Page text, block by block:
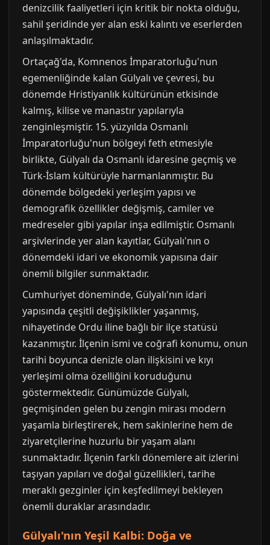
denizcilik faaliyetleri için kritik bir nokta olduğu,
sahil şeridinde yer alan eski kalıntı ve eserlerden
anlaşılmaktadır.
Ortaçağ'da, Komnenos İmparatorluğu'nun
egemenliğinde kalan Gülyalı ve çevresi, bu
dönemde Hristiyanlık kültürünün etkisinde
kalmış, kilise ve manastır yapılarıyla
zenginleşmiştir. 15. yüzyılda Osmanlı
İmparatorluğu'nun bölgeyi feth etmesiyle
birlikte, Gülyalı da Osmanlı idaresine geçmiş ve
Türk-İslam kültürüyle harmanlanmıştır. Bu
dönemde bölgedeki yerleşim yapısı ve
demografik özellikler değişmiş, camiler ve
medreseler gibi yapılar inşa edilmiştir. Osmanlı
arşivlerinde yer alan kayıtlar, Gülyalı'nın o
dönemdeki idari ve ekonomik yapısına dair
önemli bilgiler sunmaktadır.
Cumhuriyet döneminde, Gülyalı'nın idari
yapısında çeşitli değişiklikler yaşanmış,
nihayetinde Ordu iline bağlı bir ilçe statüsü
kazanmıştır. İlçenin ismi ve coğrafi konumu, onun
tarihi boyunca denizle olan ilişkisini ve kıyı
yerleşimi olma özelliğini koruduğunu
göstermektedir. Günümüzde Gülyalı,
geçmişinden gelen bu zengin mirası modern
yaşamla birleştirerek, hem sakinlerine hem de
ziyaretçilerine huzurlu bir yaşam alanı
sunmaktadır. İlçenin farklı dönemlere ait izlerini
taşıyan yapıları ve doğal güzellikleri, tarihe
meraklı gezginler için keşfedilmeyi bekleyen
önemli duraklar arasındadır.
Gülyalı'nın Yeşil Kalbi: Doğa ve